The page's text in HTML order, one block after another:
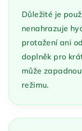
Důležité je
nenahrazuje
protažení ani
doplněk pro
může
režimu.